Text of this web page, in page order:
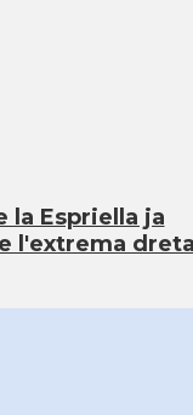
la Espriella ja
l'extrema